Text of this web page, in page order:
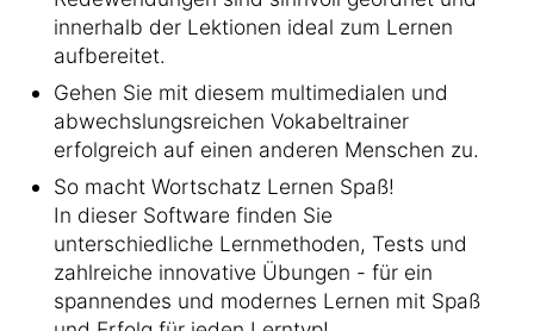
innerhalb der Lektionen ideal zum Lernen
aufbereitet.
Gehen Sie mit diesem multimedialen und
abwechslungsreichen Vokabeltrainer
erfolgreich auf einen anderen Menschen zu.
So macht Wortschatz Lernen Spaß!
In dieser Software finden Sie
unterschiedliche Lernmethoden, Tests und
zahlreiche innovative Übungen - für ein
spannendes und modernes Lernen mit Spaß